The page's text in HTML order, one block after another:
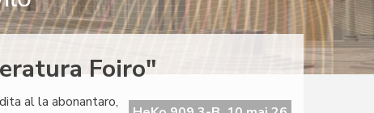
Foiro"
al la abonantaro,